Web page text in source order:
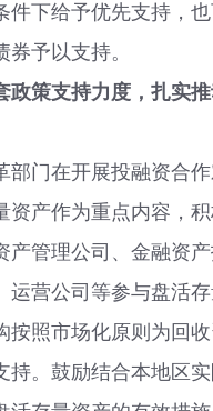
件下给予优先支持，
予以支持。
政策支持力度，扎实
门在开展投融资合作
资产作为重点内容，
产管理公司、金融资
运营公司等参与盘活
按照市场化原则为回
持。鼓励结合本地区